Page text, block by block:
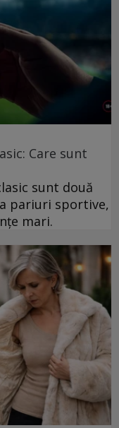
Care sunt
sunt două
pariuri sportive,
mari.